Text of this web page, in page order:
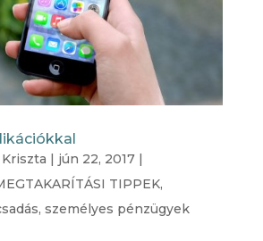
| jún 22, 2017|
TIPPEK,
, személyes pénzügyek